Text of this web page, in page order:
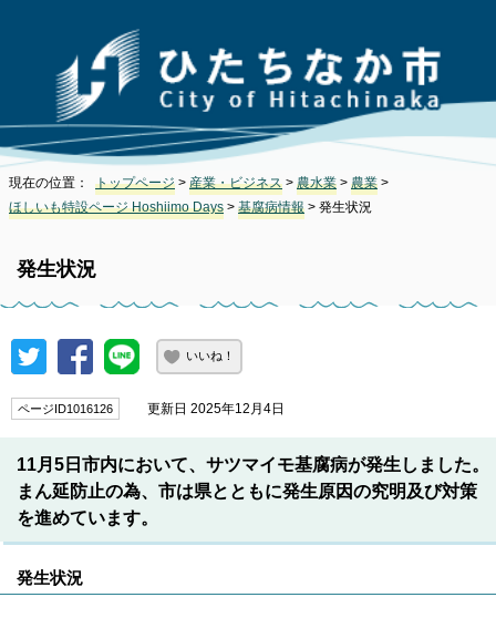
現在の位置： トップページ > 産業・ビジネス > 農水業 > 農業 >
ほしいも特設ページ Hoshiimo Days > 基腐病情報 > 発生状況
発生状況
いいね！
ページID1016126 更新日 2025年12月4日
11月5日市内において、サツマイモ基腐病が発生しました。
まん延防止の為、市は県とともに発生原因の究明及び対策
を進めています。
発生状況